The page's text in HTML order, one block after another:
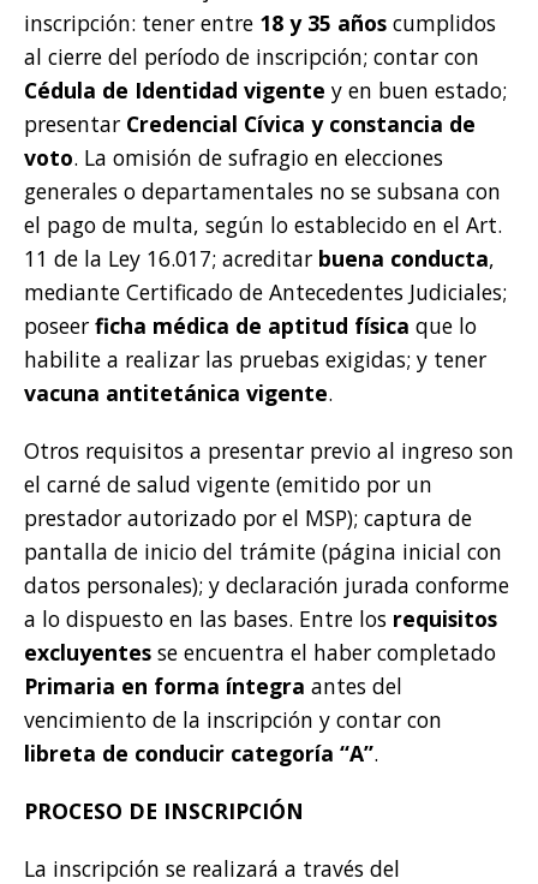
inscripción: tener entre 18 y 35 años cumplidos
al cierre del período de inscripción; contar con
Cédula de Identidad vigente y en buen estado;
presentar Credencial Cívica y constancia de
voto. La omisión de sufragio en elecciones
generales o departamentales no se subsana con
el pago de multa, según lo establecido en el Art.
11 de la Ley 16.017; acreditar buena conducta,
mediante Certificado de Antecedentes Judiciales;
poseer ficha médica de aptitud física que lo
habilite a realizar las pruebas exigidas; y tener
vacuna antitetánica vigente.
Otros requisitos a presentar previo al ingreso son
el carné de salud vigente (emitido por un
prestador autorizado por el MSP); captura de
pantalla de inicio del trámite (página inicial con
datos personales); y declaración jurada conforme
a lo dispuesto en las bases. Entre los requisitos
excluyentes se encuentra el haber completado
Primaria en forma íntegra antes del
vencimiento de la inscripción y contar con
libreta de conducir categoría “A”.
PROCESO DE INSCRIPCIÓN
La inscripción se realizará a través del